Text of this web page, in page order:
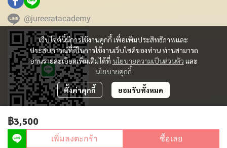
฿3,500
เพิ่มลงตะกร้า ซื้อเลย
เว็บไซต์นี้มีการใช้งานคุกกี้ เพื่อเพิ่มประสิทธิภาพและ
ประสบการณ์ที่ดีในการใช้งานเว็บไซต์ของท่าน ท่านสามารถ
อ่านรายละเอียดเพิ่มเติมได้ที่ นโยบายความเป็นส่วนตัว และ
นโยบายคุกกี้
ตั้งค่าคุกกี้ ยอมรับทั้งหมด
@jureeratacademy
Copyright 2012 - 2023 | All Rights Reserved | Powered by MWE